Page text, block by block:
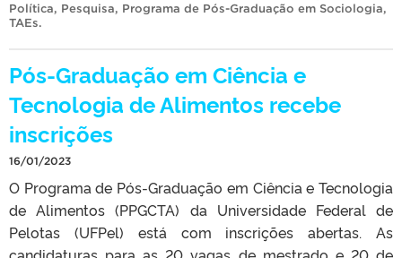
Política, Pesquisa, Programa de Pós-Graduação em Sociologia,
TAEs.
Pós-Graduação em Ciência e
Tecnologia de Alimentos recebe
inscrições
16/01/2023
O Programa de Pós-Graduação em Ciência e Tecnologia
de Alimentos (PPGCTA) da Universidade Federal de
Pelotas (UFPel) está com inscrições abertas. As
candidaturas para as 20 vagas de mestrado e 20 de